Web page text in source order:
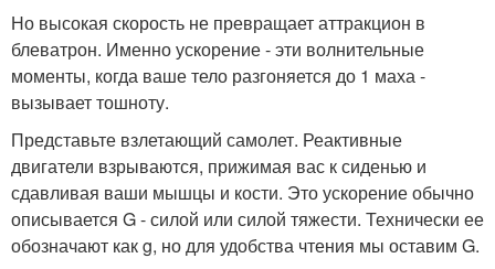
Но высокая скорость не превращает аттракцион в
блеватрон. Именно ускорение - эти волнительные
моменты, когда ваше тело разгоняется до 1 маха -
вызывает тошноту.
Представьте взлетающий самолет. Реактивные
двигатели взрываются, прижимая вас к сиденью и
сдавливая ваши мышцы и кости. Это ускорение обычно
описывается G - силой или силой тяжести. Технически ее
обозначают как g, но для удобства чтения мы оставим G.